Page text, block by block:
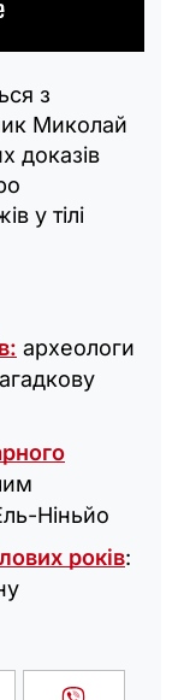
з
Миколай
доказів
у тілі
археологи
Ніньйо
років: